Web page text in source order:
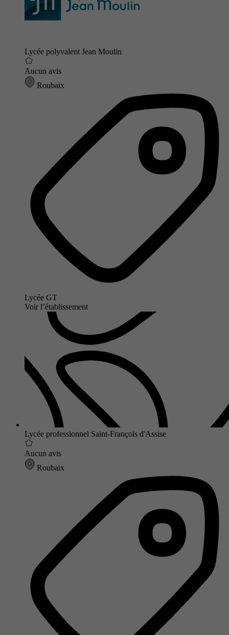
Lycée polyvalent Jean Moulin
Aucun avis
Roubaix
Lycée GT
Voir l’établissement
Lycée professionnel Saint-François d'Assise
Aucun avis
Roubaix